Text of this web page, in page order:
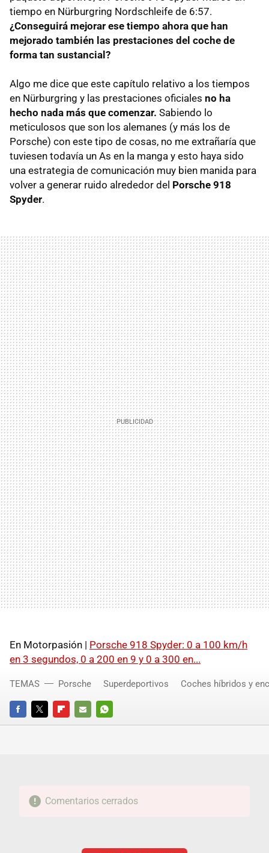
tiempo en Nürburgring Nordschleife de 6:57.
¿Conseguirá mejorar ese tiempo ahora que han
mejorado también las prestaciones del coche de
forma tan sustancial?
Algo me dice que este capítulo relativo a los tiempos
en Nürburgring y las prestaciones oficiales no ha
hecho nada más que comenzar. Sabiendo lo
meticulosos que son los alemanes (y más los de
Porsche) con este tipo de cosas, no me extrañaría que
tuviesen todavía un As en la manga y esto haya sido
una estrategia de comunicación muy bien manida para
volver a generar ruido alrededor del Porsche 918
Spyder.
En Motorpasión | Porsche 918 Spyder: 0 a 100 km/h
en 3 segundos, 0 a 200 en 9 y 0 a 300 en...
FACEBOOKTWITTERFLIPBOARD
E-
WHATSAPP
TEMAS Porsche Superdeportivos Coches híbridos y
Comentarios cerrados